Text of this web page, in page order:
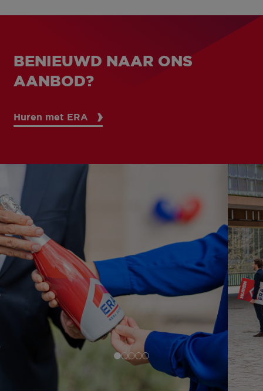
BENIEUWD NAAR ONS
AANBOD?
Huren met ERA